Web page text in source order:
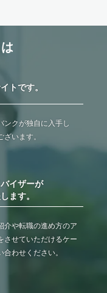
トです。
ンクが独自に入手し
います。
イザーが
ます。
介や転職の進め方のア
させていただけるケー
わせください。